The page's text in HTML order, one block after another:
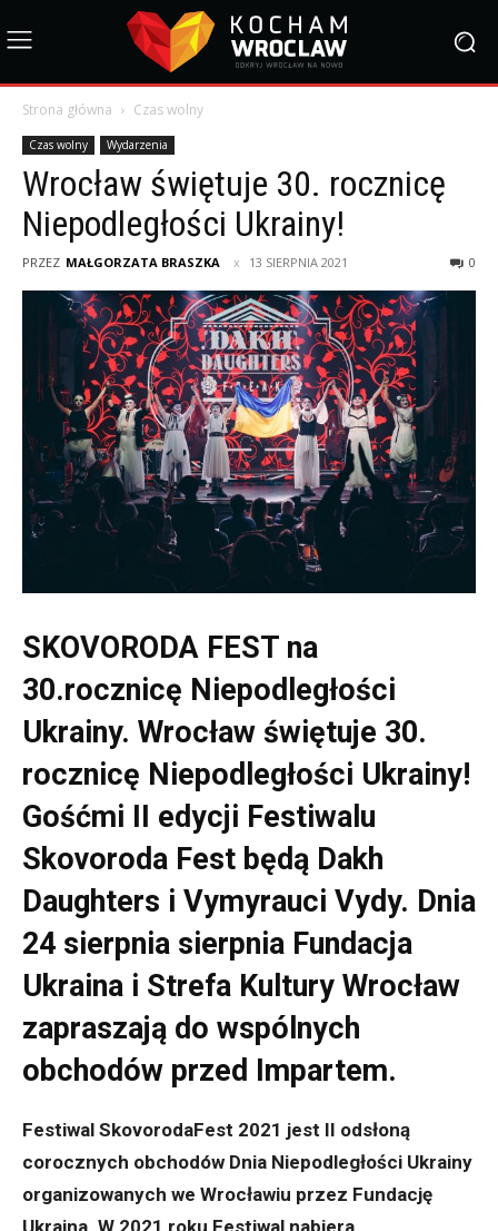
Strona główna Czas wolny
Czas wolny Wydarzenia
Wrocław świętuje 30. rocznicę
Niepodległości Ukrainy!
PRZEZ MAŁGORZATA BRASZKA 13 SIERPNIA 2021 0
SKOVORODA FEST na
30.rocznicę Niepodległości
Ukrainy. Wrocław świętuje 30.
rocznicę Niepodległości Ukrainy!
Gośćmi II edycji Festiwalu
Skovoroda Fest będą Dakh
Daughters i Vymyrauci Vydy. Dnia
24 sierpnia sierpnia Fundacja
Ukraina i Strefa Kultury Wrocław
zapraszają do wspólnych
obchodów przed Impartem.
Festiwal SkovorodaFest 2021 jest II odsłoną
corocznych obchodów Dnia Niepodległości Ukrainy
organizowanych we Wrocławiu przez Fundację